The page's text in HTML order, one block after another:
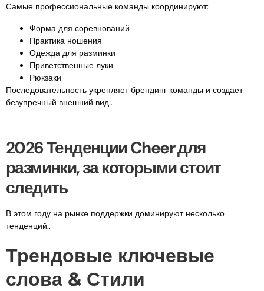
Самые профессиональные команды координируют:
Форма для соревнований
Практика ношения
Одежда для разминки
Приветственные луки
Рюкзаки
Последовательность укрепляет брендинг команды и создает
безупречный внешний вид..
2026 Тенденции Cheer для
разминки, за которыми стоит
следить
В этом году на рынке поддержки доминируют несколько
тенденций..
Трендовые ключевые
слова & Стили